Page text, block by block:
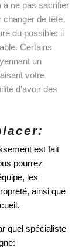
à ne pas sacrifier
changer de tête
du possible: il
Certains
un
votre
d’avoir des
est fait
pourrez
les
ainsi que
quel spécialiste